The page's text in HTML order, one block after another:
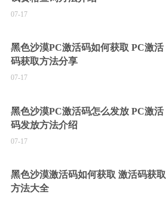
07-17
黑色沙漠PC激活码如何获取 PC激活
码获取方法分享
07-17
黑色沙漠PC激活码怎么发放 PC激活
码发放方法介绍
07-17
黑色沙漠激活码如何获取 激活码获取
方法大全